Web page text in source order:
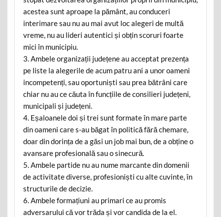
acestea sunt aproape la pământ, au conduceri
interimare sau nu au mai avut loc alegeri de multă
vreme, nu au lideri autentici și obțin scoruri foarte
mici în municipiu.
3. Ambele organizații județene au acceptat prezența
pe liste la alegerile de acum patru ani a unor oameni
incompetenți, sau oportuniști sau prea bătrâni care
chiar nu au ce căuta în funcțiile de consilieri județeni,
municipali și județeni.
4. Eșaloanele doi și trei sunt formate în mare parte
din oameni care s-au băgat în politică fără chemare,
doar din dorința de a găsi un job mai bun, de a obține o
avansare profesională sau o sinecură.
5. Ambele partide nu au nume marcante din domenii
de activitate diverse, profesioniști cu alte cuvinte, în
structurile de decizie.
6. Ambele formațiuni au primari ce au promis
adversarului că vor trăda și vor candida de la el.